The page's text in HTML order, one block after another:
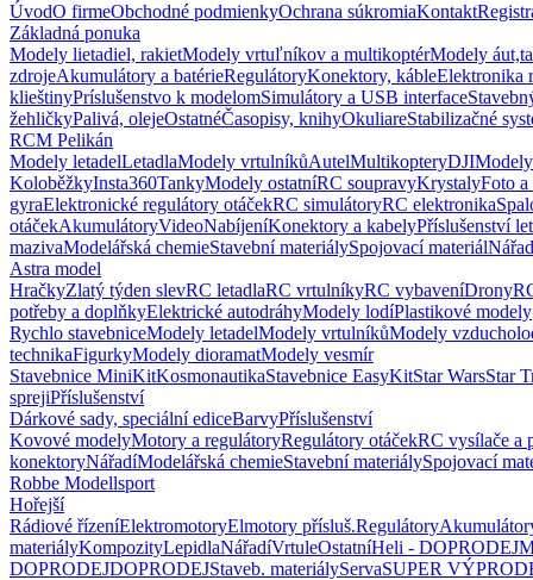
ÚvodO firmeObchodné podmienkyOchrana súkromiaKontakt
Základná ponuka
Modely lietadiel, rakietModely vrtuľníkov a multikoptérModely
zdrojeAkumulátory a batérieRegulátoryKonektory, kábleElektronika
klieštinyPríslušenstvo k modelomSimulátory a USB interface
žehličkyPalivá, olejeOstatnéČasopisy, knihyOkuliareStabilizačné
RCM Pelikán
Modely letadelLetadlaModely vrtulníkůAutelMultikopteryDJI
KoloběžkyInsta360TankyModely ostatníRC soupravyKrystalyFoto
gyraElektronické regulátory otáčekRC simulátoryRC elektronika
otáčekAkumulátoryVideoNabíjeníKonektory a kabelyPříslušenství
mazivaModelářská chemieStavební materiálySpojovací materiál
Astra model
HračkyZlatý týden slevRC letadlaRC vrtulníkyRC vybaveníDrony
potřeby a doplňkyElektrické autodráhyModely lodíPlastikové modely
Rychlo stavebniceModely letadelModely vrtulníkůModely
technikaFigurkyModely dioramatModely vesmír
Stavebnice MiniKitKosmonautikaStavebnice EasyKitStar WarsStar
sprejiPříslušenství
Dárkové sady, speciální ediceBarvyPříslušenství
Kovové modelyMotory a regulátoryRegulátory otáčekRC vysílače a
konektoryNářadíModelářská chemieStavební materiálySpojovací
Robbe Modellsport
Hořejší
Rádiové řízeníElektromotoryElmotory přísluš.Regulátory
materiályKompozityLepidlaNářadíVrtuleOstatníHeli - DOPRODEJ
DOPRODEJDOPRODEJStaveb. materiályServaSUPER